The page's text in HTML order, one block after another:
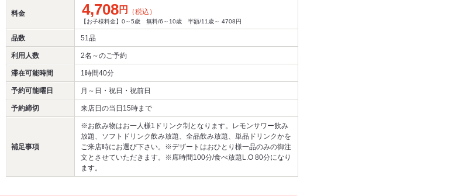
料金 4,708円 （税込）
【お子様料金】0～5歳 無料/6～10歳 半額/11歳～ 4708円
品数 51品
利用人数 2名～のご予約
滞在可能時間 1時間40分
予約可能曜日 月～日・祝日・祝前日
予約締切 来店日の当日15時まで
補足事項
※お飲み物はお一人様1ドリンク制となります。レモンサワー飲み
放題、ソフトドリンク飲み放題、全品飲み放題、単品ドリンクかを
ご来店時にお選び下さい。※デザートはおひとり様一品のみの御注
文とさせていただきます。※席時間100分/食べ放題L.O 80分になり
ます。